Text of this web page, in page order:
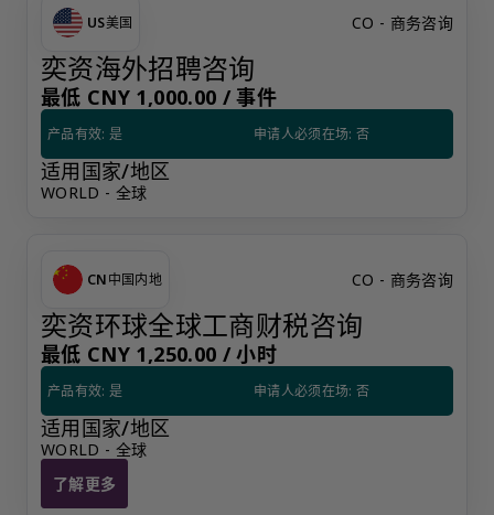
US美国 CO - 商务咨询
奕资海外招聘咨询
最低 CNY 1,000.00 /事件
产品有效: 是 申请人必须在场: 否
适用国家/地区
WORLD - 全球
CN中国内地 CO - 商务咨询
奕资环球全球工商财税咨询
最低 CNY 1,250.00 /小时
产品有效: 是 申请人必须在场: 否
适用国家/地区
WORLD - 全球
了解更多
奕资环球全球工商财税咨询